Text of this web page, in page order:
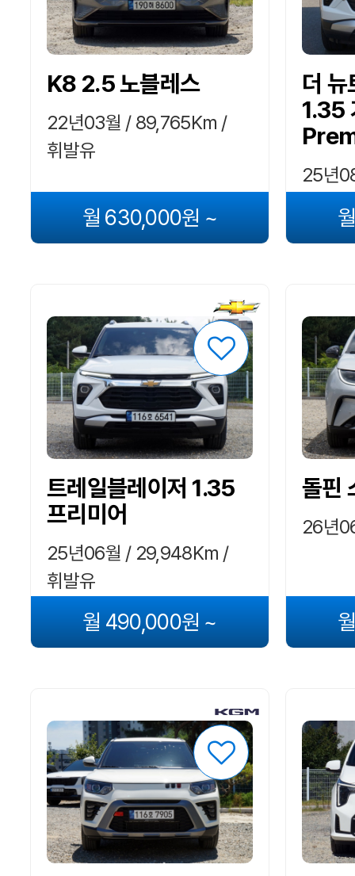
K8 2.5 노블레스
22년03월 / 89,765Km /
휘발유
월 630,000원 ~
더 뉴
1.35
25년
트레일블레이저 1.35
프리미어
25년06월 / 29,948Km /
휘발유
월 490,000원 ~
돌핀
26년